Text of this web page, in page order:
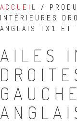
ACCUEIL /
INTÉRIEURES
ANGLAIS TX1 ET
AILES